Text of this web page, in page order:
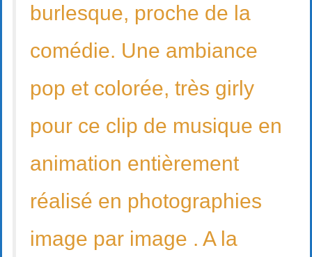
burlesque, proche de la
comédie. Une ambiance
pop et colorée, très girly
pour ce clip de musique en
animation entièrement
réalisé en photographies
image par image . A la